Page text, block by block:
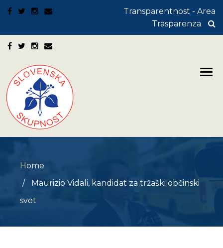
Transparentnost - Area
Trasparenza
Home
Maurizio Vidali, kandidat za tržaški občinski
svet